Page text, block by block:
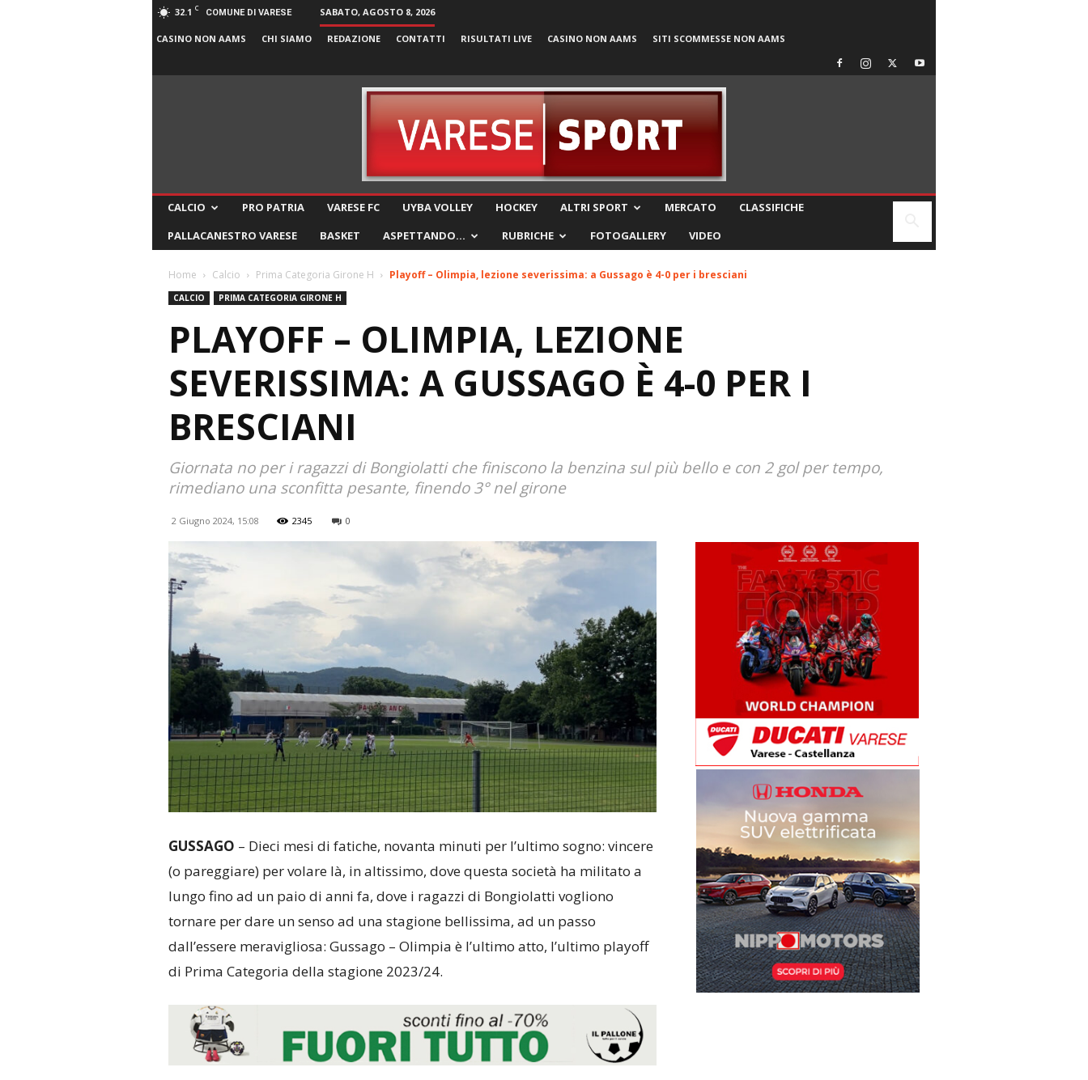
32.1 C COMUNE DI VARESE SABATO, AGOSTO 8, 2026
CASINO NON AAMS CHI SIAMO REDAZIONE CONTATTI RISULTATI LIVE CASINO NON AAMS SITI SCOMMESSE NON AAMS
CALCIO PRO PATRIA VARESE FC UYBA VOLLEY HOCKEY ALTRI SPORT MERCATO
CLASSIFICHE
PALLACANESTRO VARESE
BASKET ASPETTANDO… RUBRICHE FOTOGALLERY VIDEO
Home Calcio Prima Categoria Girone H Playoff – Olimpia, lezione severissima: a Gussago è 4-0 per i bresciani
CALCIO PRIMA CATEGORIA GIRONE H
PLAYOFF – OLIMPIA, LEZIONE
SEVERISSIMA: A GUSSAGO È 4-0 PER I
BRESCIANI
Giornata no per i ragazzi di Bongiolatti che finiscono la benzina sul più bello e con 2 gol per tempo,
rimediano una sconfitta pesante, finendo 3° nel girone
2 Giugno 2024, 15:08 2345 0
GUSSAGO – Dieci mesi di fatiche, novanta minuti per l’ultimo sogno: vincere
(o pareggiare) per volare là, in altissimo, dove questa società ha militato a
lungo fino ad un paio di anni fa, dove i ragazzi di Bongiolatti vogliono
tornare per dare un senso ad una stagione bellissima, ad un passo
dall’essere meravigliosa: Gussago – Olimpia è l’ultimo atto, l’ultimo playoff
di Prima Categoria della stagione 2023/24.